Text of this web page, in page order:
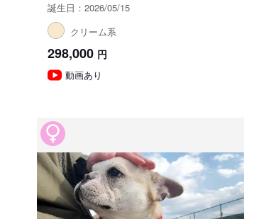
誕生日：2026/05/15
クリーム系
298,000 円
動画あり